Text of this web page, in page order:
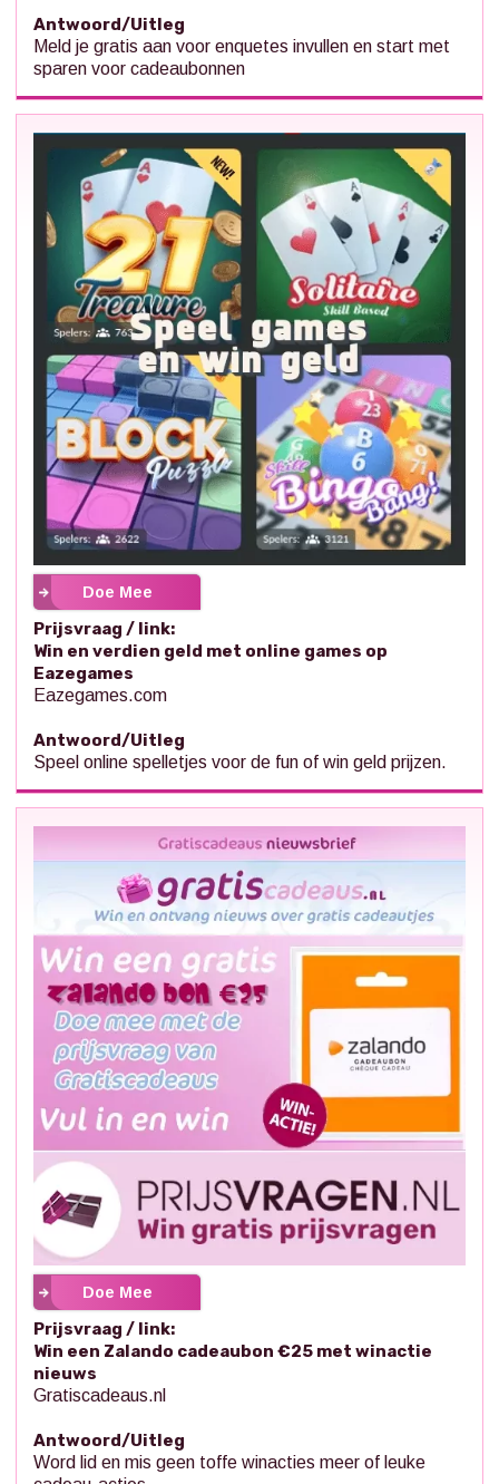
Antwoord/Uitleg
Meld je gratis aan voor enquetes invullen en start met
sparen voor cadeaubonnen
Doe Mee
Prijsvraag / link:
Win en verdien geld met online games op
Eazegames
Eazegames.com
Antwoord/Uitleg
Speel online spelletjes voor de fun of win geld prijzen.
Doe Mee
Prijsvraag / link:
Win een Zalando cadeaubon €25 met winactie
nieuws
Gratiscadeaus.nl
Antwoord/Uitleg
Word lid en mis geen toffe winacties meer of leuke